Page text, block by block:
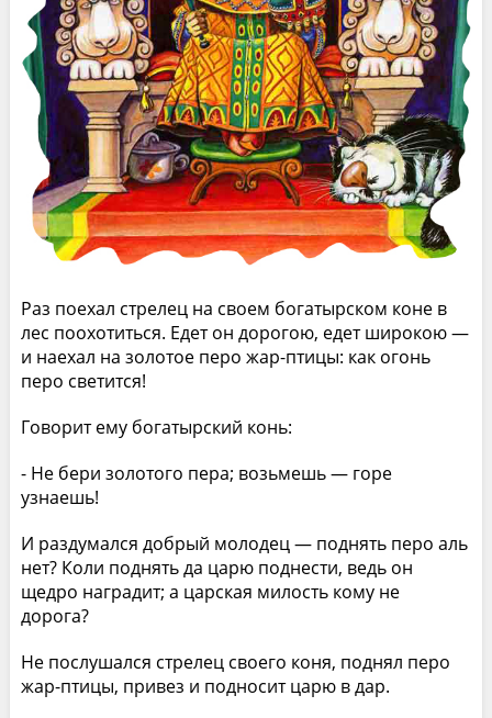
Раз поехал стрелец на своем богатырском коне в
лес поохотиться. Едет он дорогою, едет широкою —
и наехал на золотое перо жар-птицы: как огонь
перо светится!
Говорит ему богатырский конь:
- Не бери золотого пера; возьмешь — горе
узнаешь!
И раздумался добрый молодец — поднять перо аль
нет? Коли поднять да царю поднести, ведь он
щедро наградит; а царская милость кому не
дорога?
Не послушался стрелец своего коня, поднял перо
жар-птицы, привез и подносит царю в дар.